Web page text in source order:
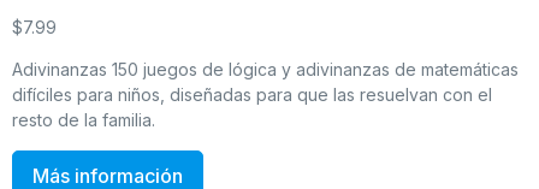
$7.99
Adivinanzas 150 juegos de lógica y adivinanzas de matemáticas
difíciles para niños, diseñadas para que las resuelvan con el
resto de la familia.
Más información